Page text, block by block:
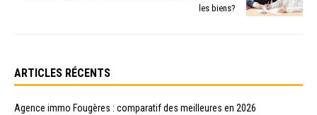
les biens?
ARTICLES RÉCENTS
Agence immo Fougères : comparatif des meilleures en 2026